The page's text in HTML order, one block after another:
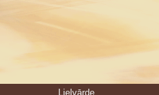
Lielvārde